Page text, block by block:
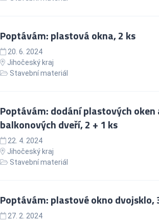
Poptávám: plastová okna, 2 ks
20. 6. 2024
Jihočeský kraj
Stavební materiál
Poptávám: dodání plastových oken
balkonových dveří, 2 + 1 ks
22. 4. 2024
Jihočeský kraj
Stavební materiál
Poptávám: plastové okno dvojsklo,
27. 2. 2024